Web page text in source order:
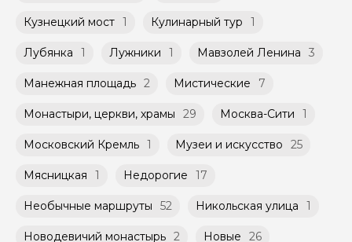
Кузнецкий мост 1 Кулинарный тур 1
Лубянка 1 Лужники 1 Мавзолей Ленина 3
Манежная площадь 2 Мистические 7
Монастыри, церкви, храмы 29 Москва-Сити 1
Московский Кремль 1 Музеи и искусство 25
Мясницкая 1 Недорогие 17
Необычные маршруты 52 Никольская улица 1
Новодевичий монастырь 2 Новые 26